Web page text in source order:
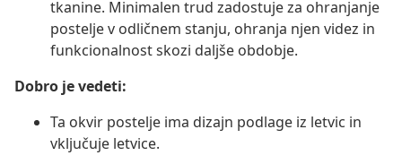
tkanine. Minimalen trud zadostuje za ohranjanje
postelje v odličnem stanju, ohranja njen videz in
funkcionalnost skozi daljše obdobje.
Dobro je vedeti:
Ta okvir postelje ima dizajn podlage iz letvic in
vključuje letvice.